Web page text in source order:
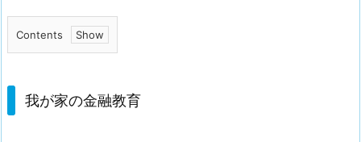
Contents
1.
が
我が家の金融教育